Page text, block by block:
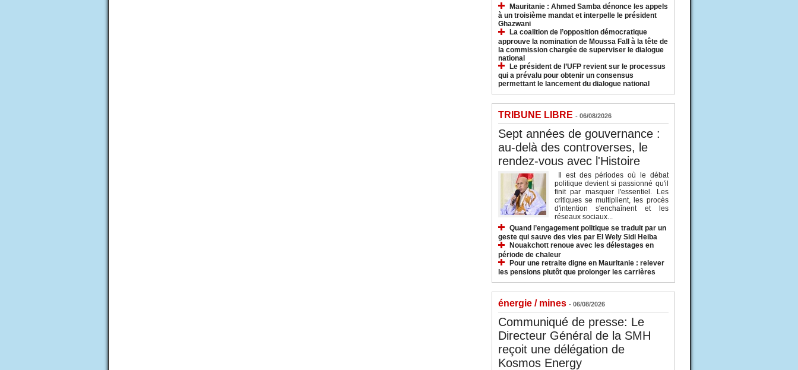
Mauritanie : Ahmed Samba dénonce les appels
à un troisième mandat et interpelle le président
Ghazwani
La coalition de l’opposition démocratique
approuve la nomination de Moussa Fall à la tête de
la commission chargée de superviser le dialogue
national
Le président de l’UFP revient sur le processus
qui a prévalu pour obtenir un consensus
permettant le lancement du dialogue national
TRIBUNE LIBRE - 06/08/2026
Sept années de gouvernance :
au-delà des controverses, le
rendez-vous avec l'Histoire
Il est des périodes où le débat
politique devient si passionné qu'il
finit par masquer l'essentiel. Les
critiques se multiplient, les procès
d'intention s'enchaînent et les
réseaux sociaux...
Quand l’engagement politique se traduit par un
geste qui sauve des vies par El Wely Sidi Heiba
Nouakchott renoue avec les délestages en
période de chaleur
Pour une retraite digne en Mauritanie : relever
les pensions plutôt que prolonger les carrières
énergie / mines - 06/08/2026
Communiqué de presse: Le
Directeur Général de la SMH
reçoit une délégation de
Kosmos Energy